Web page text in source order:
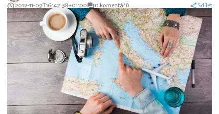
2012-11-09T16:42:38+01:00 0 komentářů Sdílet